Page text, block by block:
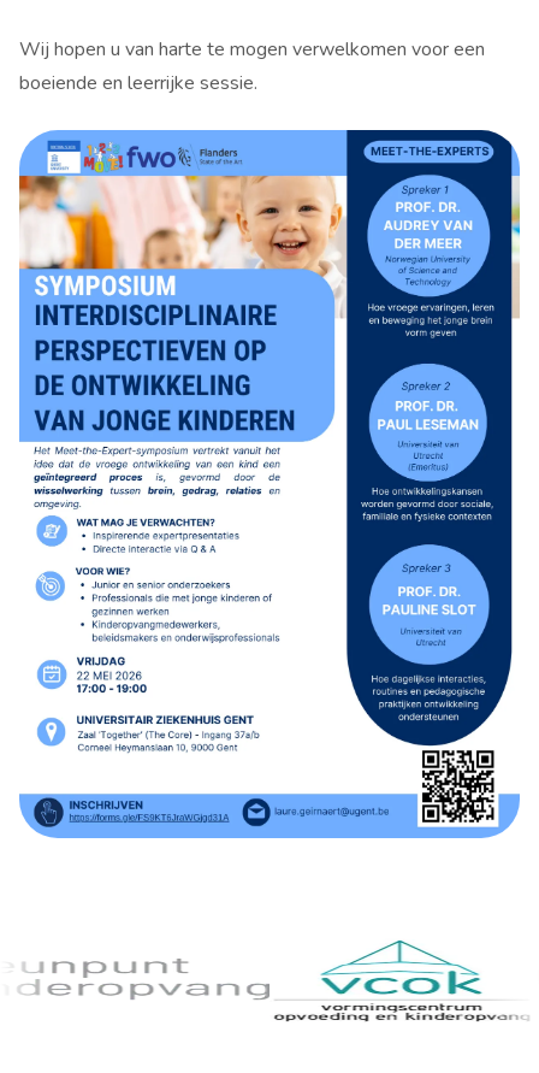
Wij hopen u van harte te mogen verwelkomen voor een
boeiende en leerrijke sessie.